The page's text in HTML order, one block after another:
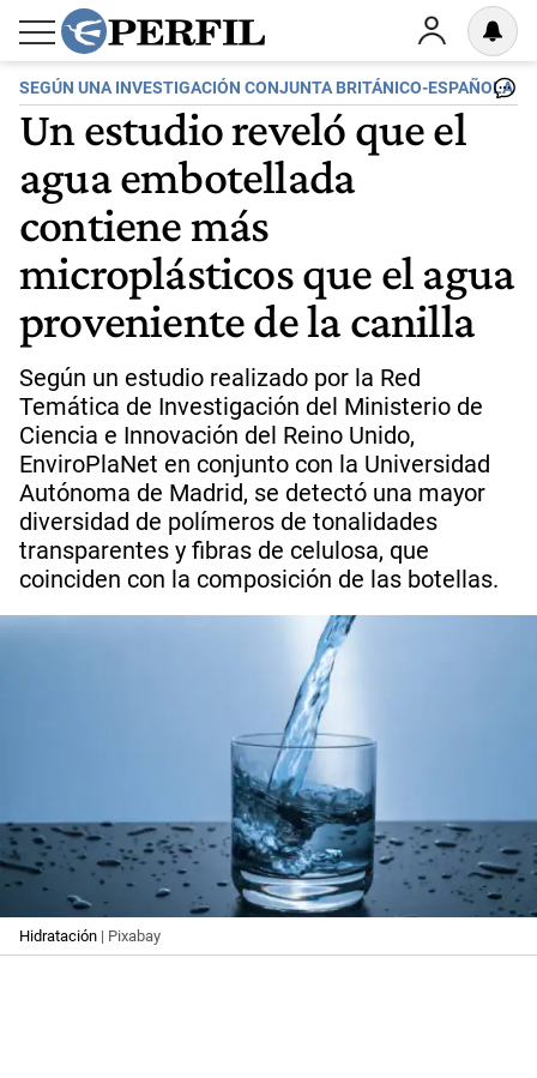
SEGÚN UNA INVESTIGACIÓN CONJUNTA BRITÁNICO-ESPAÑOLA
Un estudio reveló que el
agua embotellada
contiene más
microplásticos que el agua
proveniente de la canilla
Según un estudio realizado por la Red
Temática de Investigación del Ministerio de
Ciencia e Innovación del Reino Unido,
EnviroPlaNet en conjunto con la Universidad
Autónoma de Madrid, se detectó una mayor
diversidad de polímeros de tonalidades
transparentes y fibras de celulosa, que
coinciden con la composición de las botellas.
Hidratación | Pixabay